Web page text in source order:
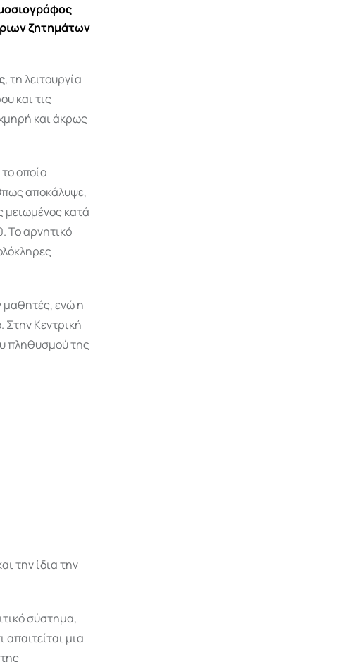
ζητημάτων
, τη λειτουργία
και τις
και άκρως
οποίο
αποκάλυψε,
μειωμένος κατά
Το αρνητικό
μαθητές, ενώ η
Κεντρική
πληθυσμού της
την ίδια την
σύστημα,
μια